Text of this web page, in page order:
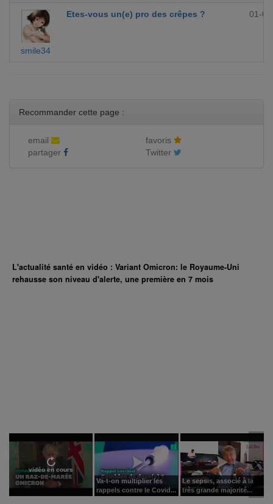
smile34
Etes-vous un(e) pro des crêpes ? 01-
Recommander cette page :
email
favoris
partager
Twitter
L'actualité santé en vidéo : Variant Omicron: le Royaume-Uni
rehausse son niveau d'alerte, une première en 7 mois
vidéo en cours
Va-t-on multiplier les
rappels contre le Covid...
Le sepsis, associé à la
très grande majorité...